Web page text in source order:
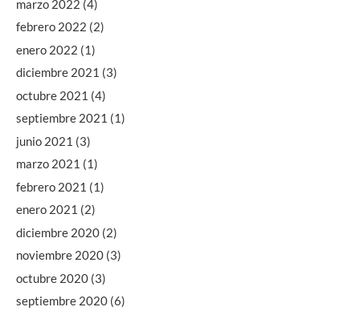
marzo 2022 (4)
febrero 2022 (2)
enero 2022 (1)
diciembre 2021 (3)
octubre 2021 (4)
septiembre 2021 (1)
junio 2021 (3)
marzo 2021 (1)
febrero 2021 (1)
enero 2021 (2)
diciembre 2020 (2)
noviembre 2020 (3)
octubre 2020 (3)
septiembre 2020 (6)